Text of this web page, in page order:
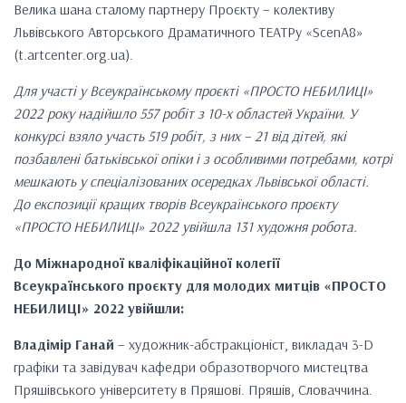
Велика шана сталому партнеру Проєкту – колективу
Львівського Авторського Драматичного ТЕАТРу «ScenA8»
(t.artcenter.org.ua).
Для участі у Всеукраїнському проєкті «ПРОСТО НЕБИЛИЦІ»
2022 року надійшло 557 робіт з 10-х областей України. У
конкурсі взяло участь 519 робіт, з них – 21 від дітей, які
позбавлені батьківської опіки і з особливими потребами, котрі
мешкають у спеціалізованих осередках Львівської області.
До експозиції кращих творів Всеукраїнського проєкту
«ПРОСТО НЕБИЛИЦІ» 2022 увійшла 131 художня робота.
До Міжнародної кваліфікаційної колегії
Всеукраїнського проєкту для молодих митців «ПРОСТО
НЕБИЛИЦІ» 2022 увійшли:
Владімір Ганай – художник-абстракціоніст, викладач 3-D
графіки та завідувач кафедри образотворчого мистецтва
Пряшівського університету в Пряшові. Пряшів, Словаччина.